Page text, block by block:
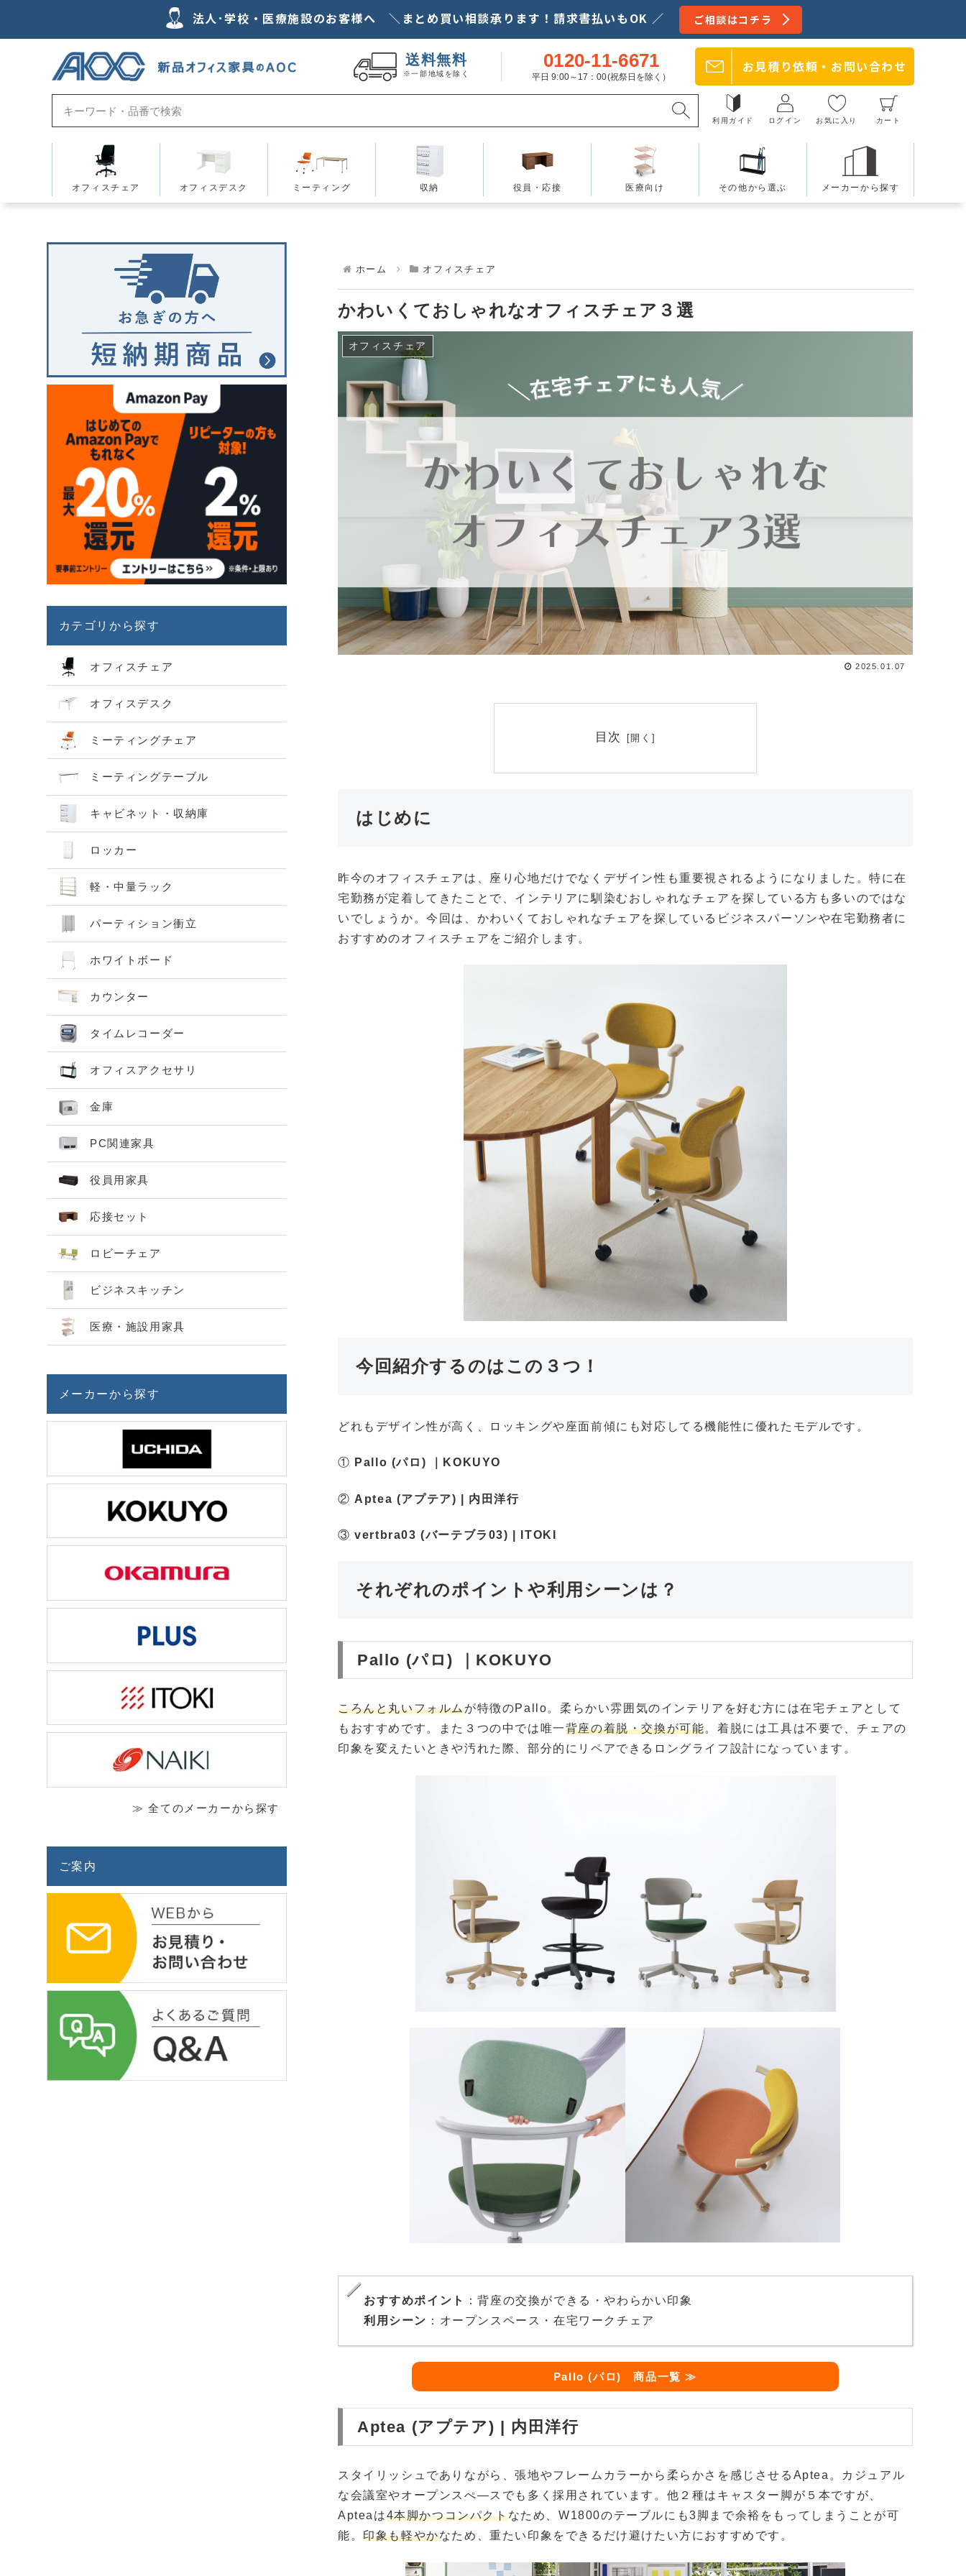
法人･学校・医療施設のお客様へ ＼まとめ買い相談承ります！請求書払いもOK ／ ご相談はコチラ
送料無料
※一部地域を除く
0120-11-6671
平日 9:00～17：00(祝祭日を除く）
お見積り依頼・ お問い合わせ
利用ガイド ログイン お気に入り カート
オフィスチェア オフィスデスク ミーティング 収納 役員・応接 医療向け その他から選ぶ メーカーから探す
Just another WordPress site
新品オフィス家具のAOC
ホーム オフィスチェア
かわいくておしゃれなオフィスチェア３選
オフィスチェア
2025.01.07
目次
はじめに
昨今のオフィスチェアは、座り心地だけでなくデザイン性も重要視されるようになりました。特に在
宅勤務が定着してきたことで、インテリアに馴染むおしゃれなチェアを探している方も多いのではな
いでしょうか。今回は、かわいくておしゃれなチェアを探しているビジネスパーソンや在宅勤務者に
おすすめのオフィスチェアをご紹介します。
今回紹介するのはこの３つ！
どれもデザイン性が高く、ロッキングや座面前傾にも対応してる機能性に優れたモデルです。
① Pallo (パロ) ｜KOKUYO
② Aptea (アプテア) | 内田洋行
③vertbra03 (バーテブラ03) | ITOKI
それぞれのポイントや利用シーンは？
Pallo (パロ) ｜KOKUYO
ころんと丸いフォルムが特徴のPallo。 柔らかい雰囲気のインテリアを好む方には在宅チェアとして
もおすすめです。また３つの中では唯一背座の着脱・交換が可能。着脱には工具は不要で、チェアの
印象を変えたいときや汚れた際、部分的にリペアできるロングライフ設計になっています。
おすすめポイント
：背座の交換ができる・やわらかい印象
利用シーン ：オープンスペース・在宅ワークチェア
Pallo (パロ) 商品一覧 ≫
Aptea (アプテア) | 内田洋行
スタイリッシュでありながら、張地やフレームカラーから柔らかさを感じさせるAptea。カジュアル
な会議室やオープンスぺ―スでも多く採用されています。他２種はキャスター脚が５本ですが、
Apteaは4本脚かつコンパクトなため、W1800のテーブルにも3脚まで余裕をもってしまうことが可
能。印象も軽やかなため、重たい印象をできるだけ避けたい方におすすめです。
カテゴリから探す
オフィスチェア
オフィスデスク
ミーティングチェア
ミーティングテーブル
キャビネット・収納庫
ロッカー
軽・中量ラック
パーティション衝立
ホワイトボード
カウンター
タイムレコーダー
オフィスアクセサリ
金庫
PC関連家具
役員用家具
応接セット
ロビーチェア
ビジネスキッチン
医療・施設用家具
メーカーから探す
≫ 全てのメーカーから探す
ご案内